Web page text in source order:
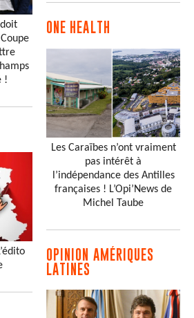
!
ONE HEALTH
Les Caraïbes n’ont vraiment
pas intérêt à
l’indépendance des Antilles
françaises ! L’Opi’News de
Michel Taube
OPINION AMÉRIQUES
LATINES